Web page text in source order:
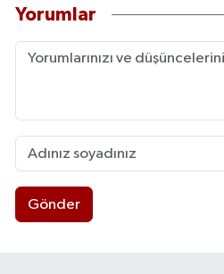
Yorumlar
Gönder